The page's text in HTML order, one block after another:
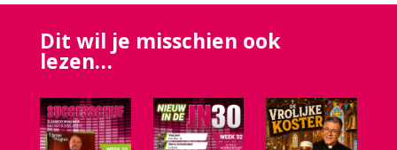
Dit wil je misschien ook
lezen…